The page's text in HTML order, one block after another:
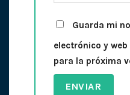
Guarda mi
electrónico y
para la próxima